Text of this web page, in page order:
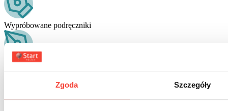
Zgoda Szczegóły
Wypróbowane podręczniki